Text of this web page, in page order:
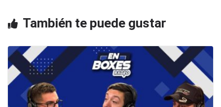
También te puede gustar